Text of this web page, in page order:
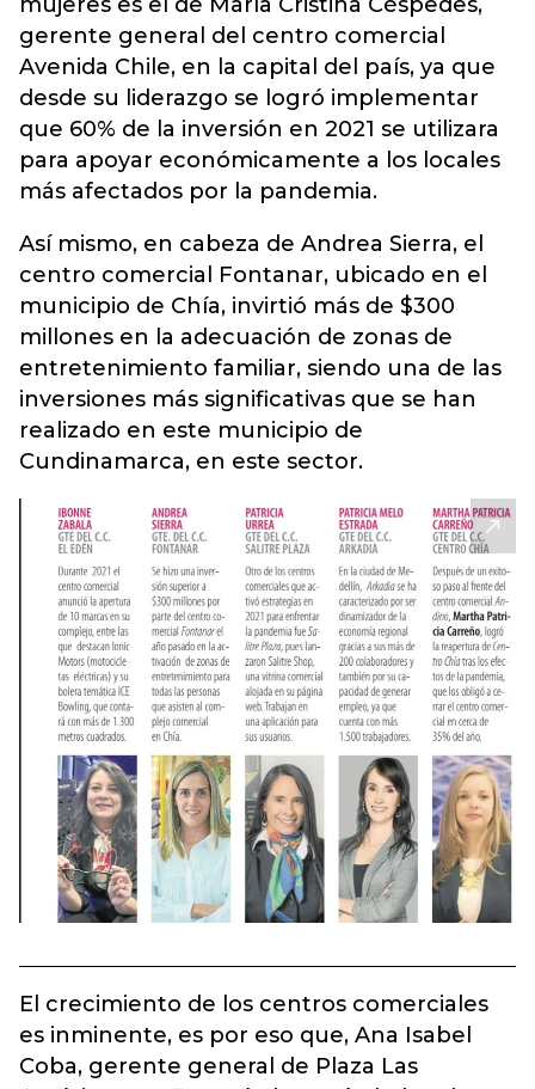
gerente general del centro comercial
Avenida Chile, en la capital del país, ya que
desde su liderazgo se logró implementar
que 60% de la inversión en 2021 se utilizara
para apoyar económicamente a los locales
más afectados por la pandemia.
Así mismo, en cabeza de Andrea Sierra, el
centro comercial Fontanar, ubicado en el
municipio de Chía, invirtió más de $300
millones en la adecuación de zonas de
entretenimiento familiar, siendo una de las
inversiones más significativas que se han
realizado en este municipio de
Cundinamarca, en este sector.
El crecimiento de los centros comerciales
es inminente, es por eso que, Ana Isabel
Coba, gerente general de Plaza Las